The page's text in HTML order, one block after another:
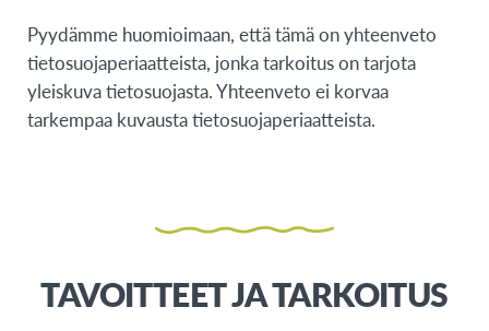
Pyydämme huomioimaan, että tämä on yhteenveto
tietosuojaperiaatteista, jonka tarkoitus on tarjota
yleiskuva tietosuojasta. Yhteenveto ei korvaa
tarkempaa kuvausta tietosuojaperiaatteista.
TAVOITTEET JA TARKOITUS